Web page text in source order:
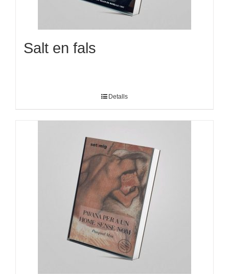
Salt en fals
Detalls